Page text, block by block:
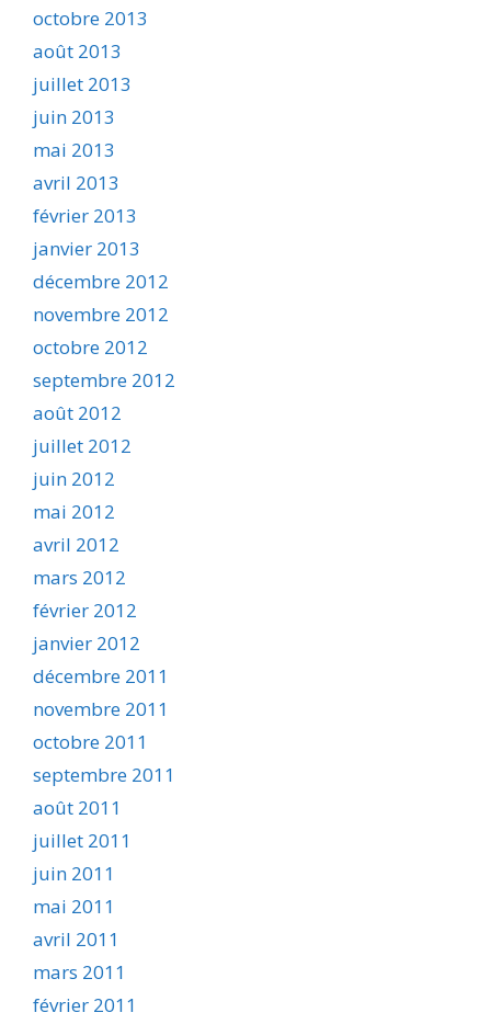
octobre 2013
août 2013
juillet 2013
juin 2013
mai 2013
avril 2013
février 2013
janvier 2013
décembre 2012
novembre 2012
octobre 2012
septembre 2012
août 2012
juillet 2012
juin 2012
mai 2012
avril 2012
mars 2012
février 2012
janvier 2012
décembre 2011
novembre 2011
octobre 2011
septembre 2011
août 2011
juillet 2011
juin 2011
mai 2011
avril 2011
mars 2011
février 2011